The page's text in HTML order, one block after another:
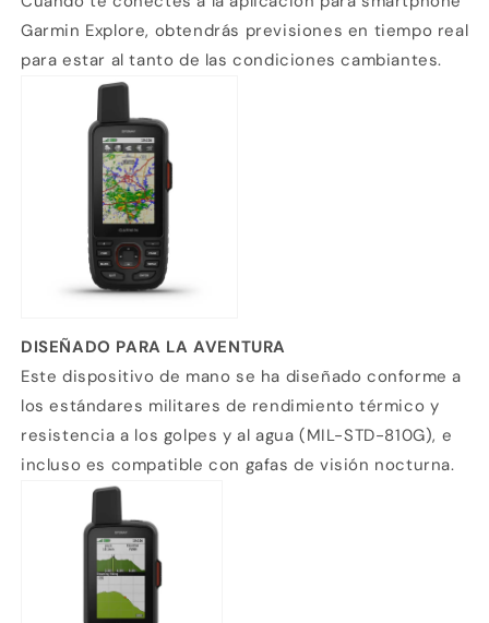
Garmin Explore, obtendrás previsiones en tiempo real
para estar al tanto de las condiciones cambiantes.
DISEÑADO PARA LA AVENTURA
Este dispositivo de mano se ha diseñado conforme a
los estándares militares de rendimiento térmico y
resistencia a los golpes y al agua (MIL-STD-810G), e
incluso es compatible con gafas de visión nocturna.